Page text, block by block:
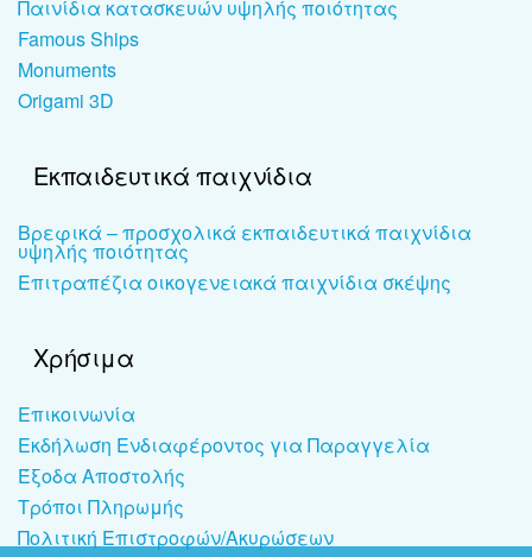
Παινίδια κατασκευών υψηλής ποιότητας
Famous Ships
Monuments
Origami 3D
Εκπαιδευτικά παιχνίδια
Βρεφικά – προσχολικά εκπαιδευτικά παιχνίδια
υψηλής ποιότητας
Επιτραπέζια οικογενειακά παιχνίδια σκέψης
Χρήσιμα
Επικοινωνία
Εκδήλωση Ενδιαφέροντος για Παραγγελία
Έξοδα Αποστολής
Τρόποι Πληρωμής
Πολιτική Επιστροφών/Ακυρώσεων